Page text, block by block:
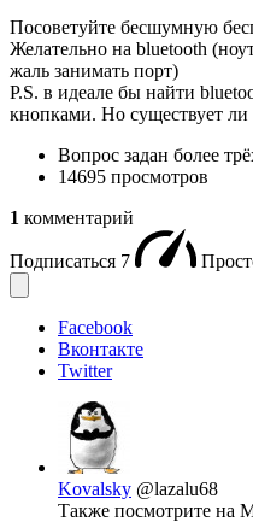
Посоветуйте бесшумную
Желательно на bluetooth
жаль занимать порт)
P.S. в идеале бы найти
кнопками. Но существует ли
Вопрос задан более
14695 просмотров
1 комментарий
Подписаться 7
Facebook
Вконтакте
Twitter
Kovalsky @lazalu68
Также посмотрите на